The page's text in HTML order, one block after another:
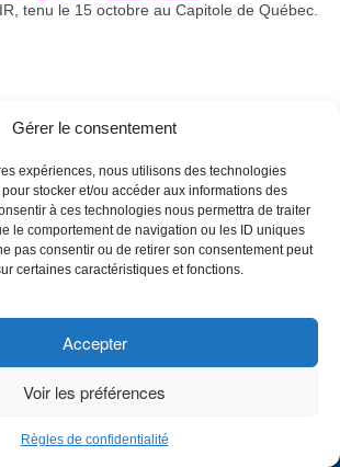
Gérer le consentement
expériences, nous utilisons des technologies
stocker et/ou accéder aux informations des
à ces technologies nous permettra de traiter
le comportement de navigation ou les ID uniques
pas consentir ou de retirer son consentement peut
certaines caractéristiques et fonctions.
Accepter
Voir les préférences
Règles de confidentialité
tenu le 15 octobre au Capitole de Québec.
Le Collège de
Maisonneuve
a inauguré
CHOISISSEZ UN PROFIL